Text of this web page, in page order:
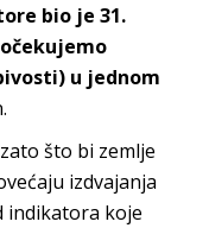
bio je 31.
u jednom
što bi zemlje
izdvajanja
indikatora koje